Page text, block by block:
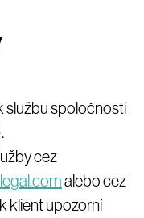
službu spoločnosti
cez
alebo cez
klient upozorní